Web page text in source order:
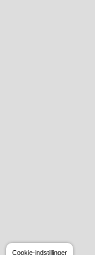
Cookie-indstillinger